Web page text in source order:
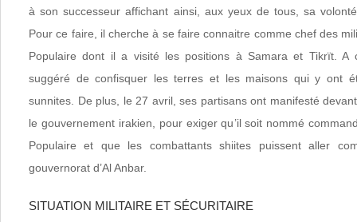
à son successeur affichant ainsi, aux yeux de tous, sa
Pour ce faire, il cherche à se faire connaitre comme chef des
Populaire dont il a visité les positions à Samara et Tikrït. A
suggéré de confisquer les terres et les maisons qui y ont
sunnites. De plus, le 27 avril, ses partisans ont manifesté
le gouvernement irakien, pour exiger qu’il soit nommé
Populaire et que les combattants shiites puissent aller
gouvernorat d’Al Anbar.
SITUATION MILITAIRE ET SÉCURITAIRE